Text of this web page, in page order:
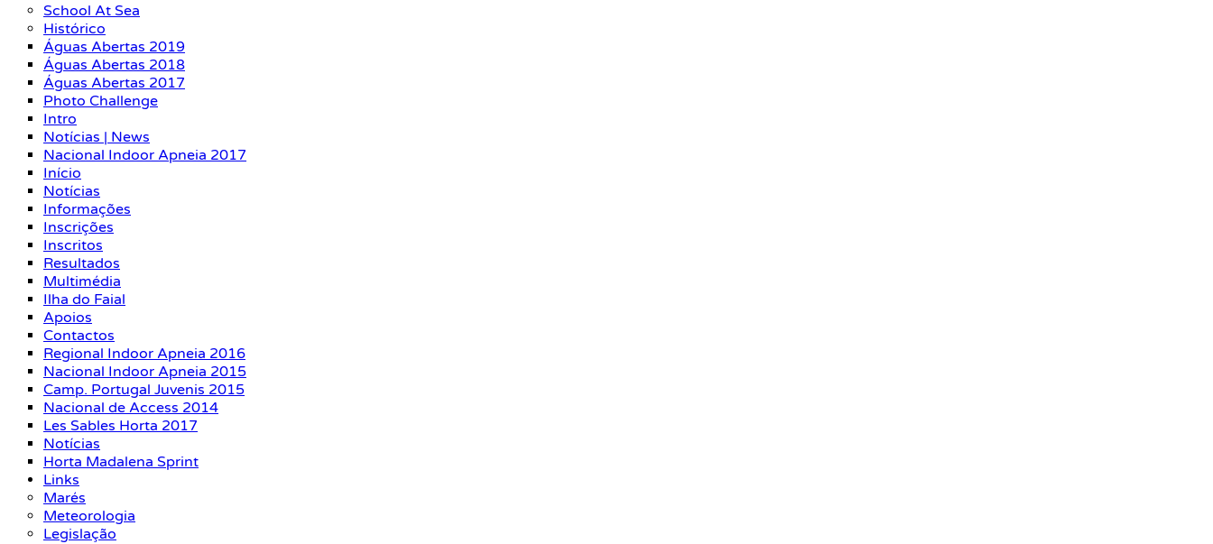
School At Sea
Histórico
Águas Abertas 2019
Águas Abertas 2018
Águas Abertas 2017
Photo Challenge
Intro
Notícias | News
Nacional Indoor Apneia 2017
Início
Notícias
Informações
Inscrições
Inscritos
Resultados
Multimédia
Ilha do Faial
Apoios
Contactos
Regional Indoor Apneia 2016
Nacional Indoor Apneia 2015
Camp. Portugal Juvenis 2015
Nacional de Access 2014
Les Sables Horta 2017
Notícias
Horta Madalena Sprint
Links
Marés
Meteorologia
Legislação